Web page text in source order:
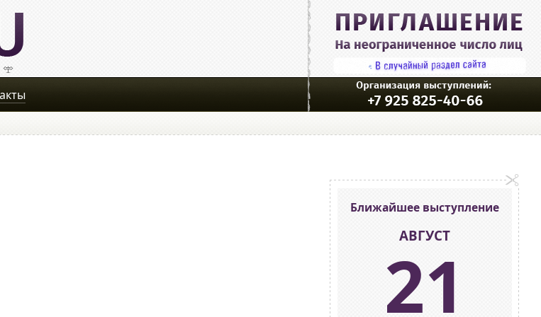
Ближайшее выступление
АВГУСТ
21